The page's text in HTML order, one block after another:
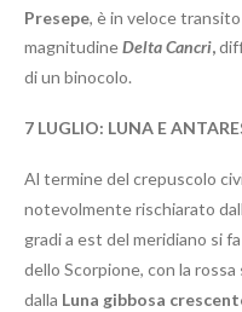
Presepe, è in veloce transito
magnitudineDelta Cancri,
di un binocolo.
7 LUGLIO: LUNA E
Al termine del crepuscolo
notevolmente rischiarato
gradi a est del meridiano si
dello Scorpione, con la rossa
dalla Luna gibbosa